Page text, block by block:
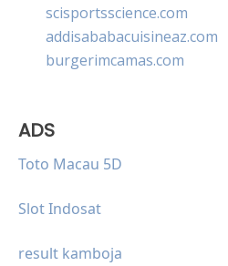
scisportsscience.com
addisababacuisineaz.com
burgerimcamas.com
ADS
Toto Macau 5D
Slot Indosat
result kamboja